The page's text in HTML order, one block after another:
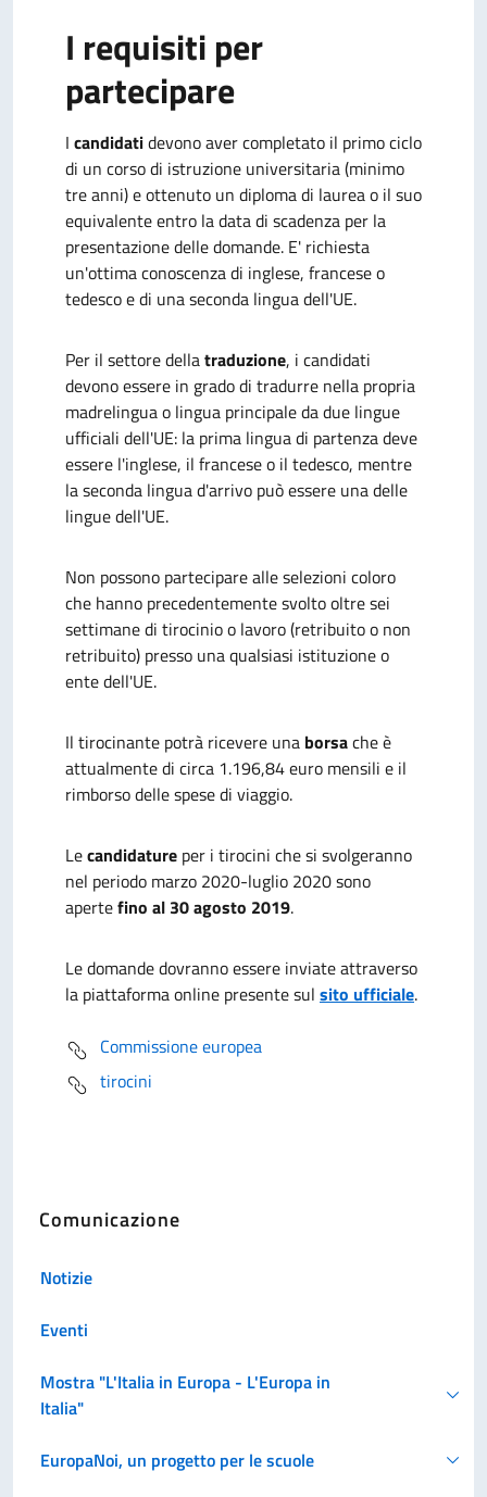
I requisiti per
partecipare
I candidatidevono aver completato il primo ciclo
di un corso di istruzione universitaria (minimo
tre anni) e ottenuto un diploma di laurea o il suo
equivalente entro la data di scadenza per la
presentazione delle domande. E' richiesta
un'ottima conoscenza di inglese, francese o
tedesco e di una seconda lingua dell'UE.
Per il settore dellatraduzione, i candidati
devono essere in grado di tradurre nella propria
madrelingua o lingua principale da due lingue
ufficiali dell'UE: la prima lingua di partenza deve
essere l'inglese, il francese o il tedesco, mentre
la seconda lingua d'arrivo può essere una delle
lingue dell'UE.
Non possono partecipare alle selezioni coloro
che hanno precedentemente svolto oltre sei
settimane di tirocinio o lavoro (retribuito o non
retribuito) presso una qualsiasi istituzione o
ente dell'UE.
Il tirocinante potrà ricevere una borsache è
attualmente di circa 1.196,84 euro mensili e il
rimborso delle spese di viaggio.
Lecandidature per i tirocini che si svolgeranno
nel periodo marzo 2020-luglio 2020 sono
apertefino al 30 agosto 2019.
Le domande dovranno essere inviate attraverso
la piattaforma online presente sul sito ufficiale.
Commissione europea
tirocini
Comunicazione
Notizie
Eventi
Mostra "L'Italia in Europa - L'Europa in
Italia"
EuropaNoi, un progetto per le scuole